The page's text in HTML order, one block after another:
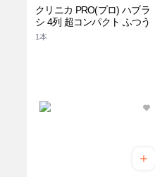
クリニカ PRO(プロ) ハブラ
シ 4列 超コンパクト ふつう
1本